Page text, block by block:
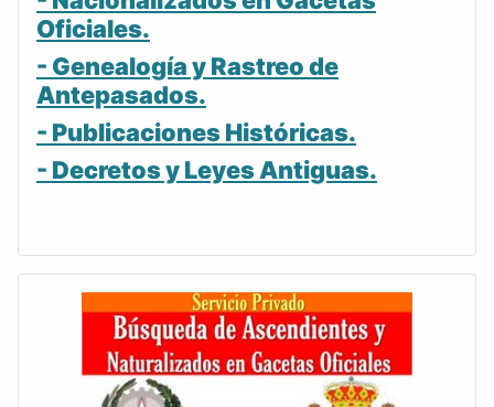
Oficiales.
- Genealogía y Rastreo de
Antepasados.
- Publicaciones Históricas.
- Decretos y Leyes Antiguas.